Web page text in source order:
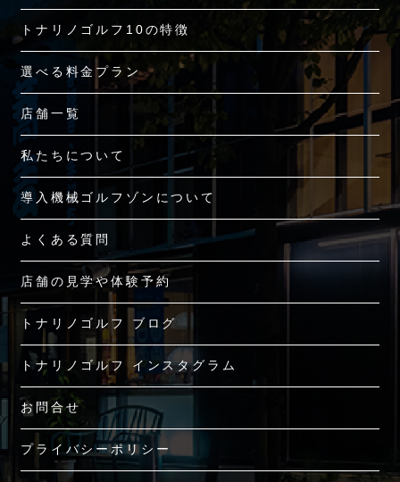
トナリノゴルフ10の特徴
選べる料金プラン
店舗一覧
私たちについて
導入機械ゴルフゾンについて
よくある質問
店舗の見学や体験予約
トナリノゴルフ ブログ
トナリノゴルフ インスタグラム
お問合せ
プライバシーポリシー